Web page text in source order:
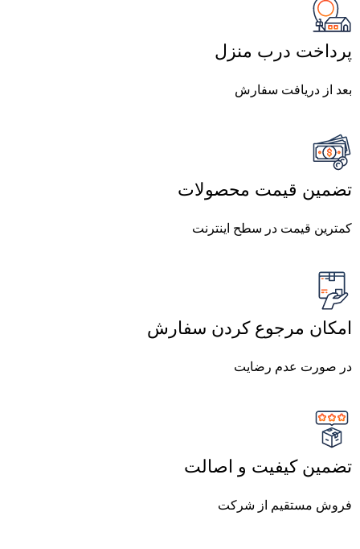
پرداخت درب منزل
بعد از دریافت سفارش
تضمین قیمت محصولات
کمترین قیمت در سطح اینترنت
امکان مرجوع کردن سفارش
در صورت عدم رضایت
تضمین کیفیت و اصالت
فروش مستقیم از شرکت